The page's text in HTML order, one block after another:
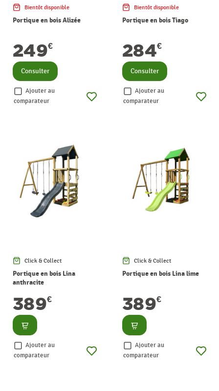
Bientôt disponible
Portique en bois Alizée
249€
Consulter
Ajouter au
comparateur
Bientôt disponible
Portique en bois Tiago
284€
Consulter
Ajouter au
comparateur
Click & Collect
Portique en bois Lina
anthracite
389€
Consulter
Ajouter au
comparateur
Click & Collect
Portique en bois Lina lime
389€
Consulter
Ajouter au
comparateur